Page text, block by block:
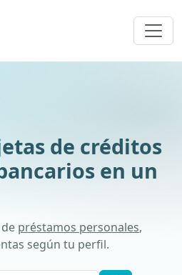
de créditos
en un
préstamos personales,
según tu perfil.